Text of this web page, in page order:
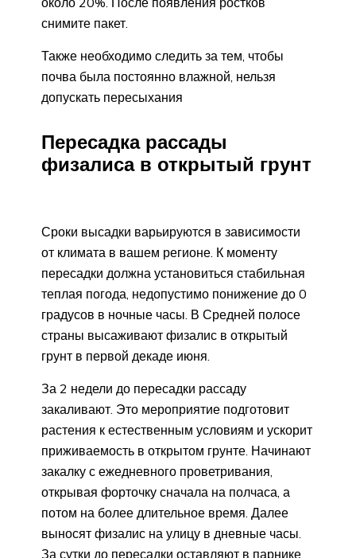
снимите пакет.
Также необходимо следить за тем, чтобы
почва была постоянно влажной, нельзя
допускать пересыхания
Пересадка рассады
физалиса в открытый грунт
Сроки высадки варьируются в зависимости
от климата в вашем регионе. К моменту
пересадки должна установиться стабильная
теплая погода, недопустимо понижение до 0
градусов в ночные часы. В Средней полосе
страны высаживают физалис в открытый
грунт в первой декаде июня.
За 2 недели до пересадки рассаду
закаливают. Это мероприятие подготовит
растения к естественным условиям и ускорит
приживаемость в открытом грунте. Начинают
закалку с ежедневного проветривания,
открывая форточку сначала на полчаса, а
потом на более длительное время. Далее
выносят физалис на улицу в дневные часы.
За сутки до пересадки оставляют в парнике,